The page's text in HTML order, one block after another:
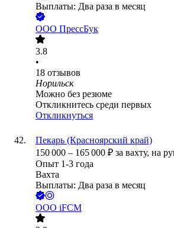
Выплаты: Два раза в месяц
ООО ПрессБук
3.8
•
18 отзывов
Норильск
Можно без резюме
Откликнитесь среди первых
Откликнуться
Пекарь (Красноярский край)
150 000 – 165 000 ₽ за вахту, на
Опыт 1-3 года
Вахта
Выплаты: Два раза в месяц
ООО iFCM